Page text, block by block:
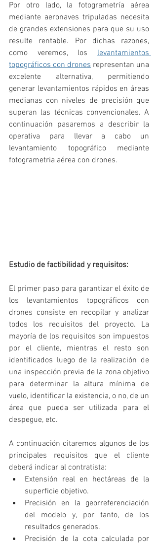
Por otro lado, la fotogrametría aérea
mediante aeronaves tripuladas necesita
de grandes extensiones para que su uso
resulte rentable. Por dichas razones,
como veremos, los levantamientos
topográficos con drones representan una
excelente alternativa, permitiendo
generar levantamientos rápidos en áreas
medianas con niveles de precisión que
superan las técnicas convencionales. A
continuación pasaremos a describir la
operativa para llevar a cabo un
levantamiento topográfico mediante
fotogrametria aérea con drones.
Estudio de factibilidad y requisitos:
El primer paso para garantizar el éxito de
los levantamientos topográficos con
drones consiste en recopilar y analizar
todos los requisitos del proyecto. La
mayoría de los requisitos son impuestos
por el cliente, mientras el resto son
identificados luego de la realización de
una inspección previa de la zona objetivo
para determinar la altura mínima de
vuelo, identificar la existencia, o no, de un
área que pueda ser utilizada para el
despegue, etc.
A continuación citaremos algunos de los
principales requisitos que el cliente
deberá indicar al contratista:
Extensión real en hectáreas de la
superficie objetivo.
Precisión en la georreferenciación
del modelo y, por tanto, de los
resultados generados.
Precisión de la cota calculada por